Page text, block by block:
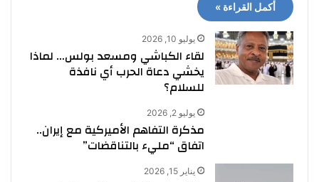
أكمل القراءة »
يوليو 10, 2026
لقاء الكباشي ومسعد بولس… لماذا
يخشي دعاة الحرب أي نافذة
للسلام؟
يوليو 2, 2026
مذكرة التفاهم الأميركية مع إيران..
اتفاق “مليء بالتناقضات”
يناير 15, 2026